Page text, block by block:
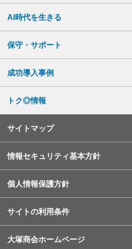
AI時代を生きる
保守・サポート
成功導入事例
トク◎情報
サイトマップ
情報セキュリティ基本方針
個人情報保護方針
サイトの利用条件
大塚商会ホームページ